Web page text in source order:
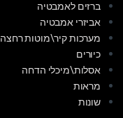
ברזים לאמבטיה
אביזרי אמבטיה
מערכות קיר\מוטות רחצה
כיורים
אסלות\מיכלי הדחה
מראות
שונות